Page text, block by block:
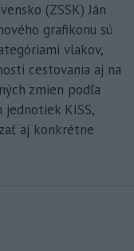
(ZSSK) Ján
grafikonu sú
vlakov,
cestovania aj na
zmien podľa
jednotiek KISS,
aj konkrétne